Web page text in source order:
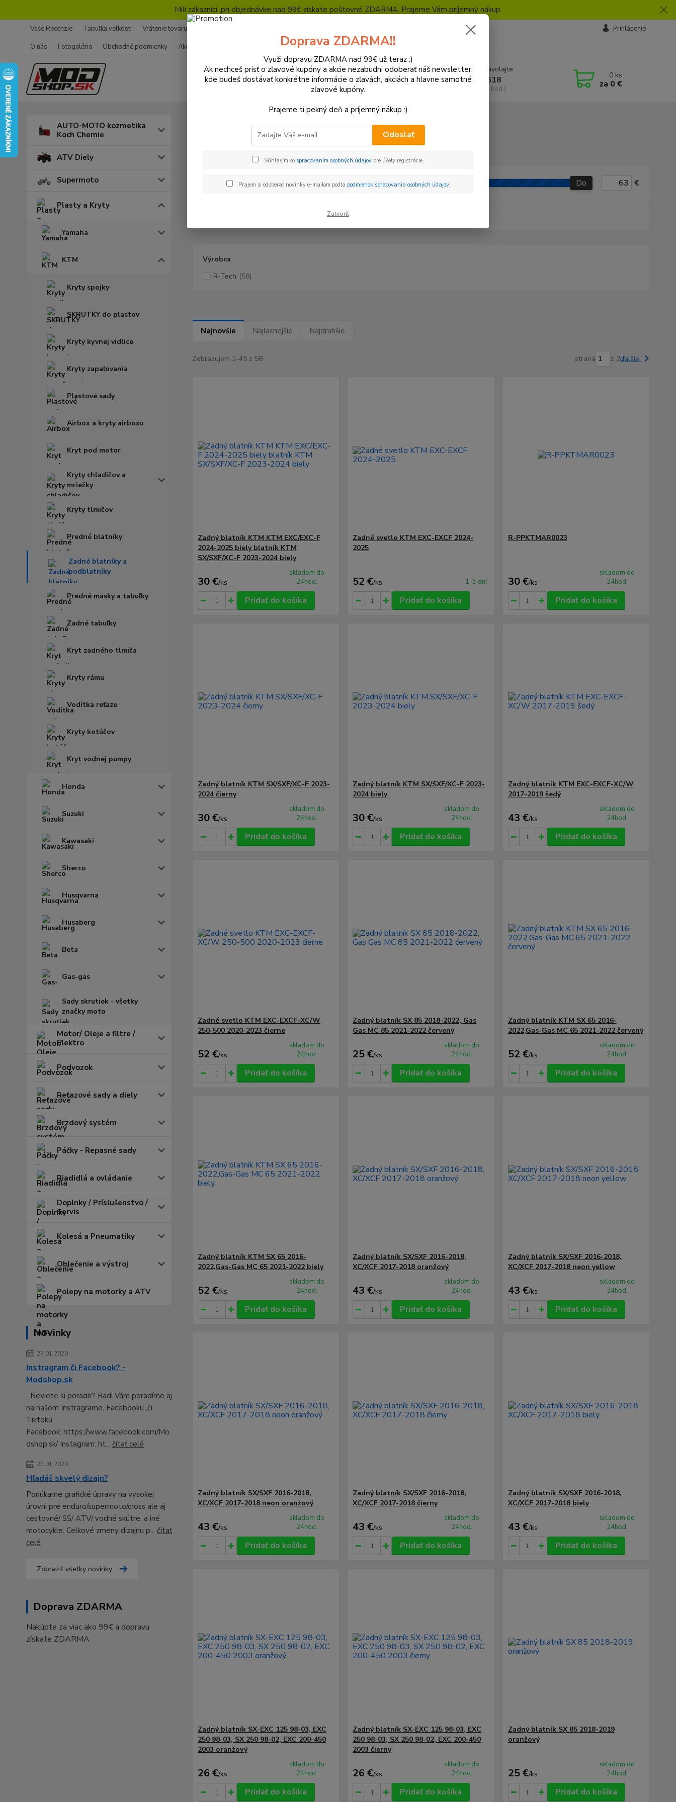
Milí zákazníci, pri objednávke nad 99€ získate poštovné ZDARMA. Prajeme Vám príjemný nákup.
Vaše Recenzie Tabuľka veľkostí Vrátenie tovaru - Formulár
O nás
Fotogaléria Obchodné podmienky Ako nakupovať Ochrana súkromia
Prihlásenie
Hľadať
Neviete si rady? Zavolajte.
+421 918 772 618
(Po-Pia, 8:30-16:30 hod.)
0 ks
za 0 €
AUTO-MOTO kozmetika
Koch Chemie
ATV Diely
Supermoto
Plasty a Kryty
Yamaha
KTM
Kryty spojky
SKRUTKY do plastov
Kryty kyvnej vidlice
Kryty zapaľovania
Plastové sady
Airbox a kryty airboxu
Kryt pod motor
Kryty chladičov a
mriežky
Kryty tlmičov
Predné blatníky
Zadné blatníky a
podblatníky
Predné masky a tabuľky
Zadné tabuľky
Kryt zadného tlmiča
Kryty rámu
Vodítka reťaze
Kryty kotúčov
Kryt vodnej pumpy
Honda
Suzuki
Kawasaki
Sherco
Husqvarna
Husaberg
Beta
Gas-gas
Sady skrutiek - všetky
značky moto
Motor/ Oleje a filtre /
Elektro
Podvozok
Reťazové sady a diely
Brzdový systém
Páčky - Repasné sady
Riadidlá a ovládanie
Doplnky / Príslušenstvo /
Servis
Kolesá a Pneumatiky
Oblečenie a výstroj
Polepy na motorky a ATV
Novinky
23.01.2020
Instragram či Facebook? -
Modshop.sk
Neviete si poradiť? Radi Vám poradíme aj
na našom Instragrame, Facebooku ,či
Tiktoku
Facebook: https://www.facebook.com/Mo
dshop.sk/ Instagram: ht... čítať celé
23.01.2020
Hľadáš skvelý dizajn?
Ponúkame grafické úpravy na vysokej
úrovni pre enduro/supermoto/cross ale aj
cestovné/ SS/ ATV/ vodné skútre, a iné
motocykle. Celkové zmeny dizajnu p... čítať
celé
Zobraziť všetky novinky
Doprava ZDARMA
Nakúpte za viac ako 99€ a dopravu
získate ZDARMA
Zadné blatníky a podblatníky
€ Od Do €
Akcia
Výrobca
R-Tech (58)
Najnovšie Najlacnejšie Najdrahšie
Zobrazujem 1-45 z 58 strana z 2ďalšie
Zadný blatník KTM KTM EXC/EXC-F
2024-2025 biely blatník KTM
SX/SXF/XC-F 2023-2024 biely
30 €/ks
skladom do
24hod.
Pridať do košíka
Zadné svetlo KTM EXC-EXCF 2024-
2025
52 €/ks 1-3 dní
Pridať do košíka
R-PPKTMAR0023
30 €/ks
skladom do
24hod.
Pridať do košíka
Zadný blatník KTM SX/SXF/XC-F 2023-
2024 čierny
30 €/ks
skladom do
24hod.
Pridať do košíka
Zadný blatník KTM SX/SXF/XC-F 2023-
2024 biely
30 €/ks
skladom do
24hod.
Pridať do košíka
Zadný blatník KTM EXC-EXCF-XC/W
2017-2019 šedý
43 €/ks
skladom do
24hod.
Pridať do košíka
Zadné svetlo KTM EXC-EXCF-XC/W
250-500 2020-2023 čierne
52 €/ks
skladom do
24hod.
Pridať do košíka
Zadný blatník SX 85 2018-2022, Gas
Gas MC 85 2021-2022 červený
25 €/ks
skladom do
24hod.
Pridať do košíka
Zadný blatník KTM SX 65 2016-
2022,Gas-Gas MC 65 2021-2022 červený
52 €/ks
skladom do
24hod.
Pridať do košíka
Zadný blatník KTM SX 65 2016-
2022,Gas-Gas MC 65 2021-2022 biely
52 €/ks
skladom do
24hod.
Pridať do košíka
Zadný blatník SX/SXF 2016-2018,
XC/XCF 2017-2018 oranžový
43 €/ks
skladom do
24hod.
Pridať do košíka
Zadný blatník SX/SXF 2016-2018,
XC/XCF 2017-2018 neon yellow
43 €/ks
skladom do
24hod.
Pridať do košíka
Zadný blatník SX/SXF 2016-2018,
XC/XCF 2017-2018 neon oranžový
43 €/ks
skladom do
24hod.
Pridať do košíka
Zadný blatník SX/SXF 2016-2018,
XC/XCF 2017-2018 čierny
43 €/ks
skladom do
24hod.
Pridať do košíka
Zadný blatník SX/SXF 2016-2018,
XC/XCF 2017-2018 biely
43 €/ks
skladom do
24hod.
Pridať do košíka
Zadný blatník SX-EXC 125 98-03, EXC
250 98-03, SX 250 98-02, EXC 200-450
2003 oranžový
26 €/ks
skladom do
24hod.
Pridať do košíka
Zadný blatník SX-EXC 125 98-03, EXC
250 98-03, SX 250 98-02, EXC 200-450
2003 čierny
26 €/ks
skladom do
24hod.
Pridať do košíka
Zadný blatník SX 85 2018-2019
oranžový
25 €/ks
skladom do
24hod.
Pridať do košíka
Doprava ZDARMA!!
Využi dopravu ZDARMA nad 99€ už teraz :)
Ak nechceš prísť o zľavové kupóny a akcie nezabudni odoberať náš newsletter,
kde budeš dostávať konkrétne informácie o zľavách, akciách a hlavne samotné
zľavové kupóny.
Prajeme ti pekný deň a príjemný nákup :)
Odoslať
Súhlasím so spracovaním osobných údajov pre účely registrácie.
Prajem si odoberať novinky e-mailom podľa podmienok spracovania osobných údajov.
Zatvoriť